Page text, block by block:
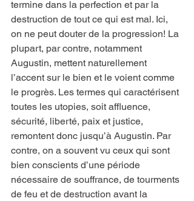
termine dans la perfection et par la
destruction de tout ce qui est mal. Ici,
on ne peut douter de la progression! La
plupart, par contre, notamment
Augustin, mettent naturellement
l’accent sur le bien et le voient comme
le progrès. Les termes qui caractérisent
toutes les utopies, soit affluence,
sécurité, liberté, paix et justice,
remontent donc jusqu’à Augustin. Par
contre, on a souvent vu ceux qui sont
bien conscients d’une période
nécessaire de souffrance, de tourments
de feu et de destruction avant la